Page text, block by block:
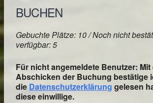
BUCHEN
Gebuchte Plätze: 10 / Noch nicht
verfügbar: 5
Für nicht angemeldete Benutzer: Mit
Abschicken der Buchung bestätige
die Datenschutzerklärung gelesen
diese einwillige.